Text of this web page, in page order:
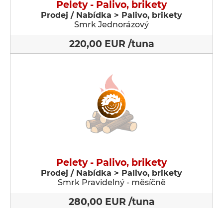
Pelety - Palivo, brikety
Prodej / Nabídka > Palivo, brikety
Smrk Jednorázový
220,00 EUR /tuna
Pelety - Palivo, brikety
Prodej / Nabídka > Palivo, brikety
Smrk Pravidelný - měsíčně
280,00 EUR /tuna